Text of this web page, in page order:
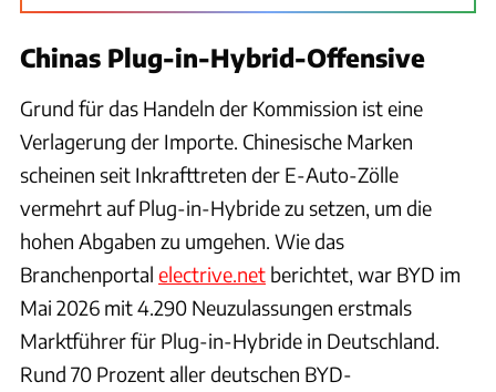
Chinas Plug-in-Hybrid-Offensive
Grund für das Handeln der Kommission ist eine
Verlagerung der Importe. Chinesische Marken
scheinen seit Inkrafttreten der E-Auto-Zölle
vermehrt auf Plug-in-Hybride zu setzen, um die
hohen Abgaben zu umgehen. Wie das
Branchenportal electrive.net berichtet, war BYD im
Mai 2026 mit 4.290 Neuzulassungen erstmals
Marktführer für Plug-in-Hybride in Deutschland.
Rund 70 Prozent aller deutschen BYD-